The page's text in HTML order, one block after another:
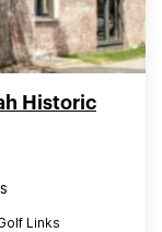
Historic
Links